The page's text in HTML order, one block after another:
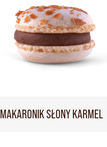
MAKARONIK SŁONY KARMEL